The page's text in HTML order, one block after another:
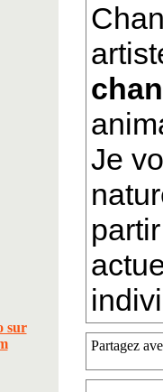
Je
Partagez